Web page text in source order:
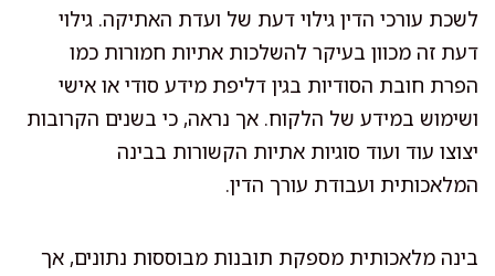
לשכת עורכי הדין גילוי דעת של ועדת האתיקה. גילוי
דעת זה מכוון בעיקר להשלכות אתיות חמורות כמו
הפרת חובת הסודיות בגין דליפת מידע סודי או אישי
ושימוש במידע של הלקוח. אך נראה, כי בשנים הקרובות
יצוצו עוד ועוד סוגיות אתיות הקשורות בבינה
המלאכותית ועבודת עורך הדין.
בינה מלאכותית מספקת תובנות מבוססות נתונים, אך